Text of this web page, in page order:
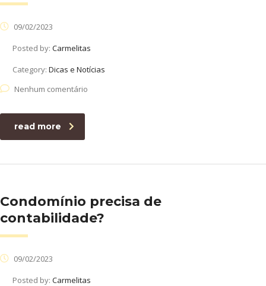
09/02/2023
Posted by: Carmelitas
Category: Dicas e Notícias
Nenhum comentário
read more
Condomínio precisa de
contabilidade?
09/02/2023
Posted by: Carmelitas